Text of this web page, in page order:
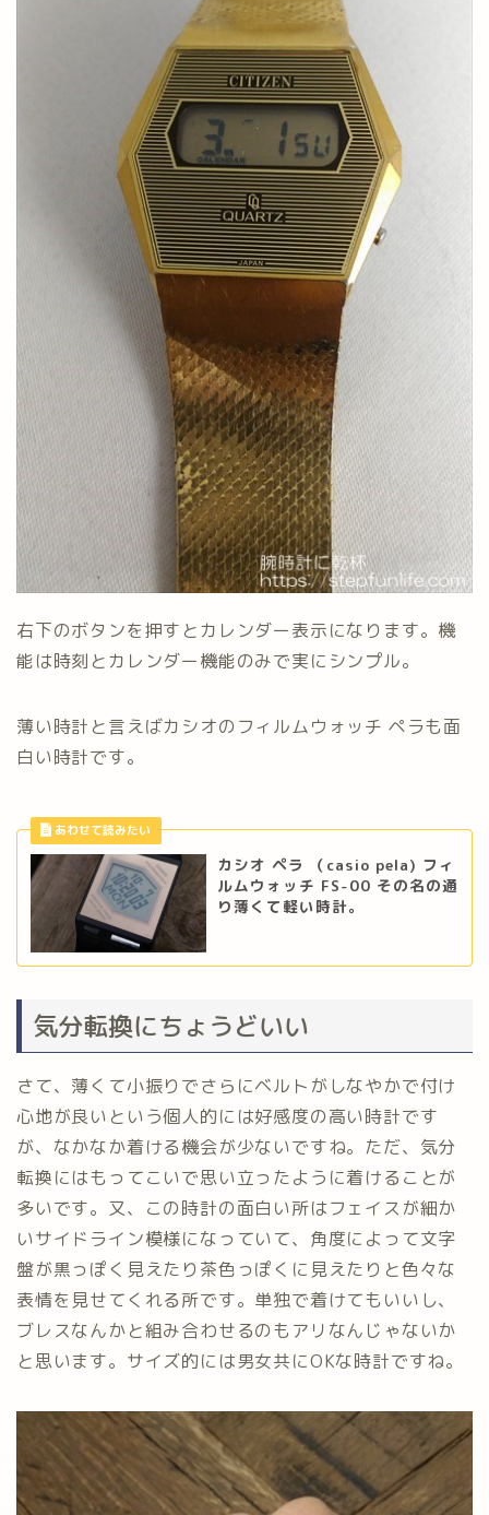
右下のボタンを押すとカレンダー表示になります。機
能は時刻とカレンダー機能のみで実にシンプル。
薄い時計と言えばカシオのフィルムウォッチ ペラも面
白い時計です。
カシオ ペラ （casio pela) フィ
ルムウォッチ FS-00 その名の通
り薄くて軽い時計。
気分転換にちょうどいい
さて、薄くて小振りでさらにベルトがしなやかで付け
心地が良いという個人的には好感度の高い時計です
が、なかなか着ける機会が少ないですね。ただ、気分
転換にはもってこいで思い立ったように着けることが
多いです。又、この時計の面白い所はフェイスが細か
いサイドライン模様になっていて、角度によって文字
盤が黒っぽく見えたり茶色っぽくに見えたりと色々な
表情を見せてくれる所です。単独で着けてもいいし、
ブレスなんかと組み合わせるのもアリなんじゃないか
と思います。サイズ的には男女共にOKな時計ですね。